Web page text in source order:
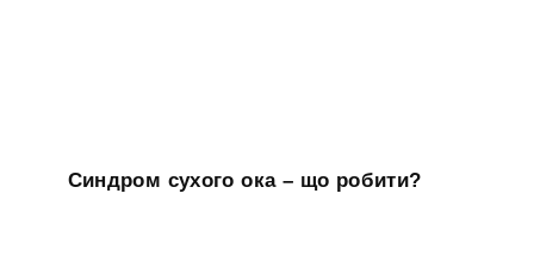
Синдром сухого ока – що робити?